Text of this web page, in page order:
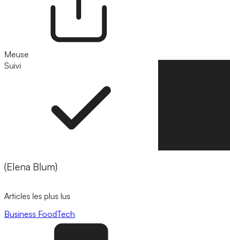
Meuse
Suivi
(Elena Blum)
Articles les plus lus
Business FoodTech